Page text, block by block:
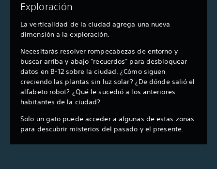
Exploración
La verticalidad de la ciudad agrega una nueva
dimensión a la exploración.
Necesitarás resolver rompecabezas de entorno y
buscar arriba y abajo "recuerdos" para desbloquear
datos en B-12 sobre la ciudad. ¿Cómo siguen
creciendo las plantas sin luz solar? ¿De dónde salió el
alfabeto robot? ¿Qué le sucedió a los anteriores
habitantes de la ciudad?
Solo un gato puede acceder a algunas de estas zonas
para descubrir misterios del pasado y el presente.